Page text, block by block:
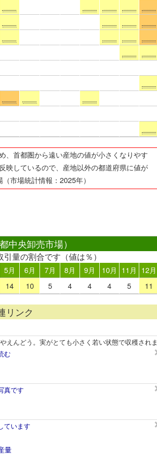
、首都圏から遠い産地の値が小さくなりやす
映しているので、産地以外の都道府県に値が
市場統計情報：2025年）
中央卸売市場）
量の割合です（値は％）
5月 6月 7月 8月 9月 10月 11月
12月
14 10 5 4 4 4 5 11
リンク
えんどう。実がとても小さく若い状態で収穫されま
む
真です
ています
量